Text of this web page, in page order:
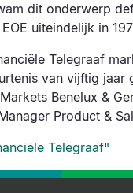
dit onderwerp
uiteindelijk in
Telegraaf
van vijftig jaar
Benelux &
Product &
Telegraaf"